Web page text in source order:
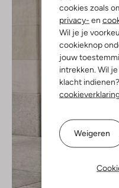
cookies zoals
privacy- en
Wil je je
cookieknop
jouw
intrekken. Wil
klacht
Weigeren